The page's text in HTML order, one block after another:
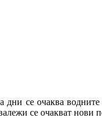
се очаква водните
се очакват нови